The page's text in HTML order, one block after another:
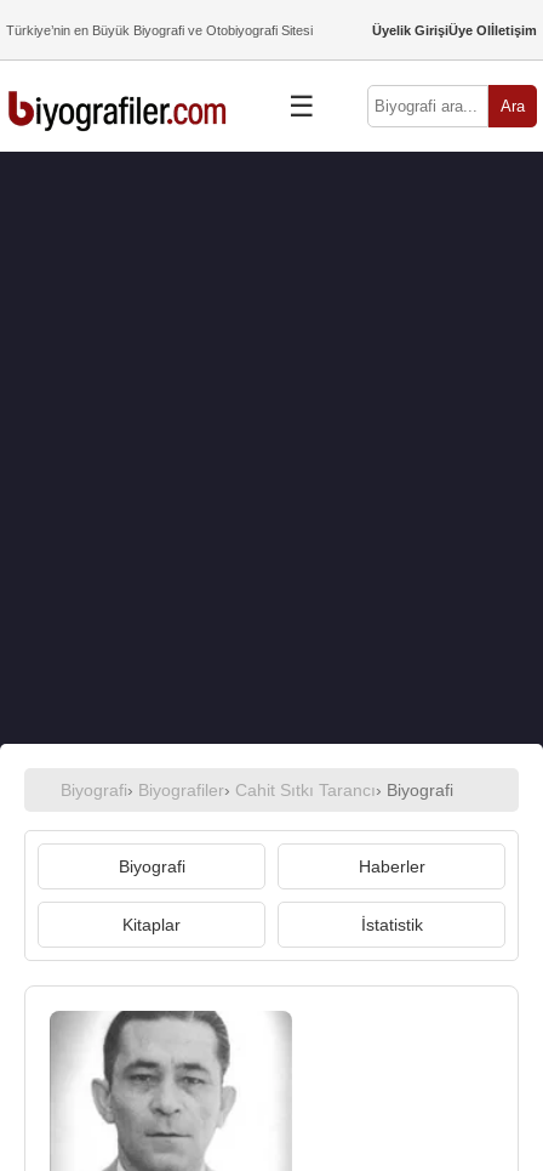
Türkiye’nin en Büyük Biyografi ve Otobiyografi Sitesi Üyelik GirişiÜye Olİletişim
☰ Ara
Biyografi› Biyografiler› Cahit Sıtkı Tarancı› Biyografi
Biyografi Haberler
Kitaplar İstatistik